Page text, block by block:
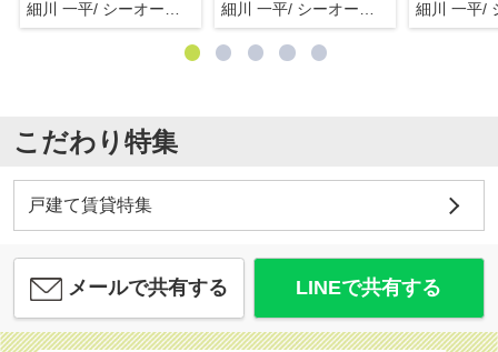
こだわり特集
戸建て賃貸特集
メールで共有する LINEで共有する